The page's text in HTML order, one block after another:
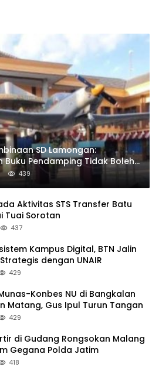
SD Lamongan:
Buku Pendamping Tidak Boleh
439
Aktivitas STS Transfer Batu
Tuai Sorotan
437
Kampus Digital, BTN Jalin
dengan UNAIR
429
Konbes NU di Bangkalan
Matang, Gus Ipul Turun Tangan
429
di Gudang Rongsokan Malang
Gegana Polda Jatim
418